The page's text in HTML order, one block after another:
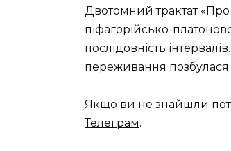
Двотомний трактат «Про
піфагорійсько-
послідовність
переживання позбулася
Якщо ви не знайшли
Телеграм.